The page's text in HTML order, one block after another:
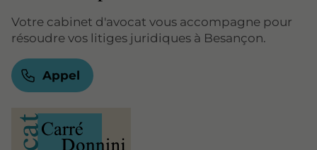
Votre cabinet d'avocat vous accompagne pour
résoudre vos litiges juridiques à Besançon.
Appel